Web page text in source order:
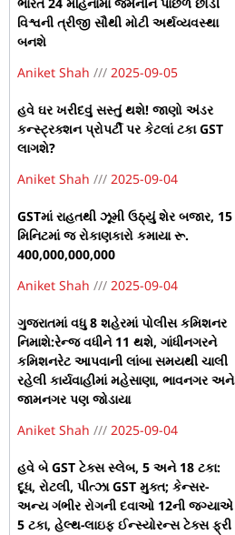
વિશ્વની ત્રીજી સૌથી મોટી અર્થવ્યવસ્થા
બનશે
Aniket Shah
2025-09-05
હવે ઘર ખરીદવું સસ્તું થશે! જાણો અંડર
કન્સ્ટ્રક્શન પ્રોપર્ટી પર કેટલાં ટકા GST
લાગશે?
Aniket Shah
2025-09-04
GSTમાં રાહતથી ઝૂમી ઉઠ્યું શેર બજાર, 15
મિનિટમાં જ રોકાણકારો કમાયા રૂ.
400,000,000,000
Aniket Shah
2025-09-04
ગુજરાતમાં વધુ 8 શહેરમાં પોલીસ કમિશનર
નિમાશે:રેન્જ વધીને 11 થશે, ગાંધીનગરને
કમિશનરેટ આપવાની લાંબા સમયથી ચાલી
રહેલી કાર્યવાહીમાં મહેસાણા, ભાવનગર અને
જામનગર પણ જોડાયા
Aniket Shah
2025-09-04
હવે બે GST ટેક્સ સ્લેબ, 5 અને 18 ટકા:
દૂધ, રોટલી, પીત્ઝા GST મુક્ત; કેન્સર-
અન્ય ગંભીર રોગની દવાઓ 12ની જગ્યાએ
5 ટકા, હેલ્થ-લાઇફ ઈન્સ્યોરન્સ ટેક્સ ફ્રી